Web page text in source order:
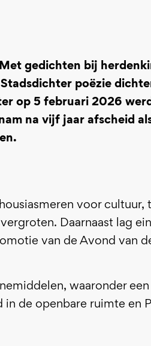
gedichten bij
poëzie
op 5 februari 2026
na vijf jaar afscheid
voor cultuur,
Daarnaast lag
van de Avond van
waaronder een
de openbare ruimte en